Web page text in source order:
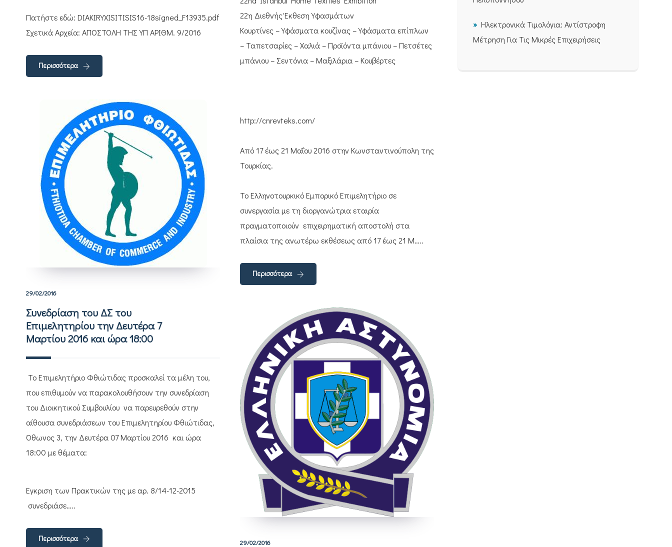
Πατήστε εδώ: DIAKIRYXISITISIS16-18signed_F13935.pdf
Σχετικά Αρχεία: ΑΠΟΣΤΟΛΗ ΤΗΣ ΥΠ ΑΡΙΘΜ. 9/2016
Περισσότερα
22η Διεθνής Έκθεση Υφασμάτων
Κουρτίνες – Υφάσματα κουζίνας – Υφάσματα επίπλων
– Ταπετσαρίες – Χαλιά – Προϊόντα μπάνιου – Πετσέτες
μπάνιου – Σεντόνια – Μαξιλάρια – Κουβέρτες
http://cnrevteks.com/
Από 17 έως 21 Μαΐου 2016 στην Κωνσταντινούπολη της
Τουρκίας.
Το Ελληνοτουρκικό Εμπορικό Επιμελητήριο σε
συνεργασία με τη διοργανώτρια εταιρία
πραγματοποιούν επιχειρηματική αποστολή στα
πλαίσια της ανωτέρω εκθέσεως από 17 έως 21 Μ…..
Περισσότερα
29/02/2016
Συνεδρίαση του ΔΣ του
Επιμελητηρίου την Δευτέρα 7
Μαρτίου 2016 και ώρα 18:00
Το Επιμελητήριο Φθιώτιδας προσκαλεί τα μέλη του,
που επιθυμούν να παρακολουθήσουν την συνεδρίαση
του Διοικητικού Συμβουλίου να παρευρεθούν στην
αίθουσα συνεδριάσεων του Επιμελητηρίου Φθιώτιδας,
Όθωνος 3, την Δευτέρα 07 Μαρτίου 2016 και ώρα
18:00 με θέματα:
Έγκριση των Πρακτικών της με αρ. 8/14-12-2015
συνεδριάσε…..
Περισσότερα 29/02/2016
Ηλεκτρονικά Τιμολόγια: Αντίστροφη
Μέτρηση Για Τις Μικρές Επιχειρήσεις